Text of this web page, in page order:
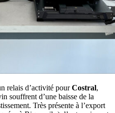
relais d’activité pourCostral,
souffrent d’une baisse de la
Très présente à l’export